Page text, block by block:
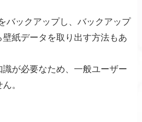
バックアップし、バックアップ
壁紙データを取り出す方法もあ
が必要なため、一般ユーザー
。